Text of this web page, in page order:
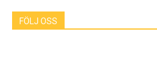
FÖLJ OSS